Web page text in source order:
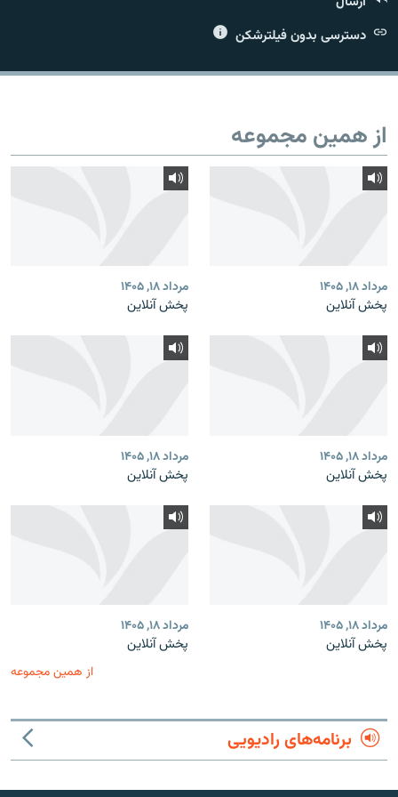
دسترسی بدون فیلترشکن
از همین مجموعه
مرداد ۱۸, ۱۴۰۵
پخش آنلاین
مرداد ۱۸, ۱۴۰۵
پخش آنلاین
مرداد ۱۸, ۱۴۰۵
پخش آنلاین
مرداد ۱۸, ۱۴۰۵
پخش آنلاین
مرداد ۱۸, ۱۴۰۵
پخش آنلاین
مرداد ۱۸, ۱۴۰۵
پخش آنلاین
از همین مجموعه
برنامه‌های رادیویی